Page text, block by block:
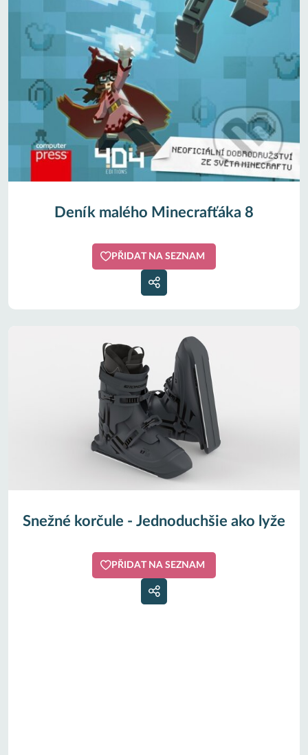
Deník malého Minecrafťáka 8
PŘIDAT NA SEZNAM
Snežné korčule - Jednoduchšie ako lyže
PŘIDAT NA SEZNAM